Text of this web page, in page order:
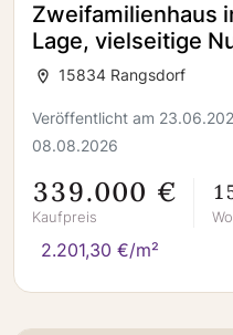
Zweifamilienhaus
Lage, vielseitige
15834 Rangsdorf
Veröffentlicht am
08.08.2026
339.000 €
Kaufpreis
2.201,30 €/m²